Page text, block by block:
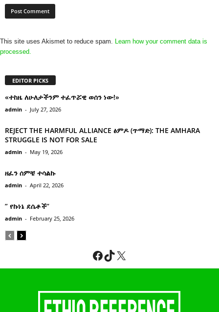
This site uses Akismet to reduce spam.
Learn how your comment data is
processed.
EDITOR PICKS
«ተከዜ ለሁለታችንም ተፈጥሯዊ ወሰን ነው!»
admin - July 27, 2026
REJECT THE HARMFUL ALLIANCE ፅምዶ (ጥማድ): THE AMHARA
STRUGGLE IS NOT FOR SALE
admin - May 19, 2026
ዘፈን ሰምቼ ተሳልኩ
admin - April 22, 2026
” የኩነኔ ደሴቶች’’
admin - February 25, 2026
Facebook
TikTok
X